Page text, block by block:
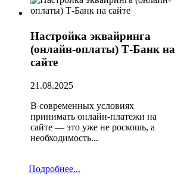
Настройка эквайринга
(онлайн-оплаты) Т-Банк на
сайте
21.08.2025
В современных условиях
принимать онлайн-платежи на
сайте — это уже не роскошь, а
необходимость...
Подробнее...